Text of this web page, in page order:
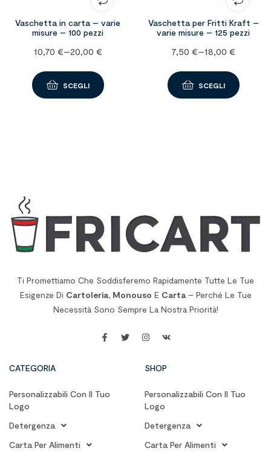
Vaschetta in carta – varie
misure – 100 pezzi
10,70 €–20,00 €
SCEGLI
Vaschetta per Fritti Kraft –
varie misure – 125 pezzi
7,50 €–18,00 €
SCEGLI
Ti Promettiamo Che Soddisferemo Rapidamente Tutte Le Tue
Esigenze Di Cartoleria, Monouso E Carta– Perché Le Tue
Necessità Sono Sempre La Nostra Priorità!
CATEGORIA
Personalizzabili Con Il Tuo
Logo
Detergenza
Carta Per Alimenti
SHOP
Personalizzabili Con Il Tuo
Logo
Detergenza
Carta Per Alimenti